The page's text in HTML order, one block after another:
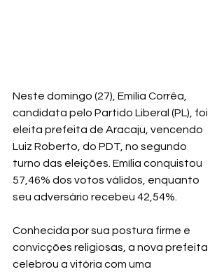
Neste domingo (27), Emília Corrêa,
candidata pelo Partido Liberal (PL), foi
eleita prefeita de Aracaju, vencendo
Luiz Roberto, do PDT, no segundo
turno das eleições. Emília conquistou
57,46% dos votos válidos, enquanto
seu adversário recebeu 42,54%.
Conhecida por sua postura firme e
convicções religiosas, a nova prefeita
celebrou a vitória com uma